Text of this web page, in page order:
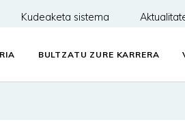
Kudeaketa sistema
BULTZATU ZURE KARRERA